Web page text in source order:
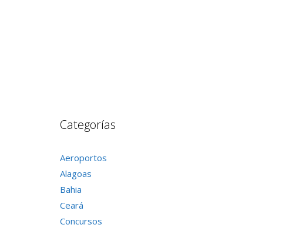
Categorías
Aeroportos
Alagoas
Bahia
Ceará
Concursos